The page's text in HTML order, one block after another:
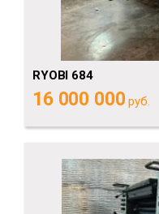
RYOBI 684
16 000 000 руб.